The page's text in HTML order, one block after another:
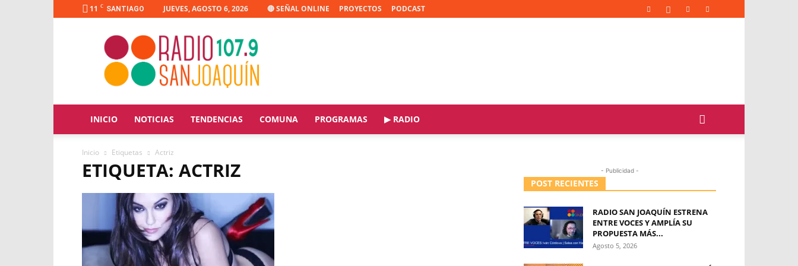
11 C SANTIAGO JUEVES, AGOSTO 6, 2026 🔴 SEÑAL ONLINE PROYECTOS PODCAST
Radio
Joaquín
INICIO NOTICIAS TENDENCIAS COMUNA PROGRAMAS ▶ RADIO
Inicio Etiquetas Actriz
ETIQUETA: ACTRIZ - Publicidad -
POST RECIENTES
RADIO SAN JOAQUÍN ESTRENA
ENTRE VOCES Y AMPLÍA SU
PROPUESTA MÁS...
Agosto 5, 2026